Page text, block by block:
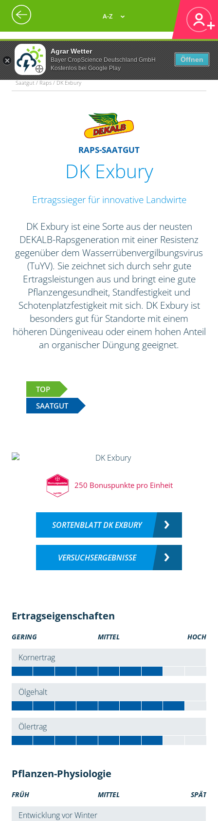
Agrar Wetter
Bayer CropScience Deutschland GmbH
Kostenlos bei Google Play
Öffnen
A-Z
Saatgut / Raps / DK Exbury
RAPS-SAATGUT
DK Exbury
Ertragssieger für innovative Landwirte
DK Exbury ist eine Sorte aus der neusten
DEKALB-Rapsgeneration mit einer Resistenz
gegenüber dem Wasserrübenvergilbungsvirus
(TuYV). Sie zeichnet sich durch sehr gute
Ertragsleistungen aus und bringt eine gute
Pflanzengesundheit, Standfestigkeit und
Schotenplatzfestigkeit mit sich. DK Exbury ist
besonders gut für Standorte mit einem
höheren Düngeniveau oder einem hohen Anteil
an organischer Düngung geeignet.
TOP
SAATGUT
250 Bonuspunkte pro Einheit
SORTENBLATT DK EXBURY
VERSUCHSERGEBNISSE
Ertragseigenschaften
GERING MITTEL HOCH
Kornertrag
Ölgehalt
Ölertrag
Pflanzen-Physiologie
FRÜH MITTEL SPÄT
Entwicklung vor Winter